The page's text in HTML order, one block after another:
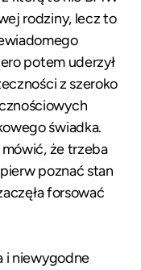
rodziny, lecz to
potem uderzył
z szeroko
świadka.
że trzeba
poznać stan
forsować
i niewygodne